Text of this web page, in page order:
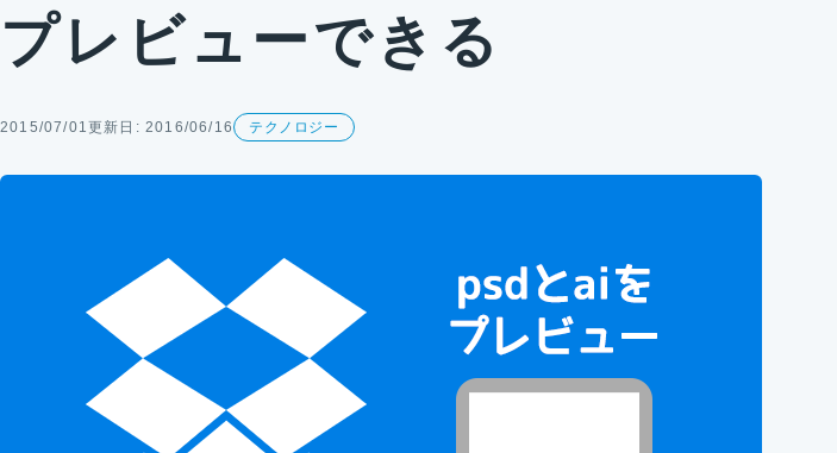
プレビューできる
2015/07/01 更新日: 2016/06/16 テクノロジー